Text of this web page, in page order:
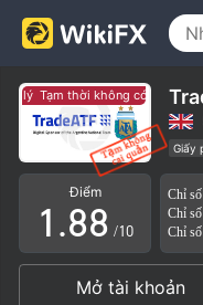
Tạm thời không có giám sát
Giấy
Lĩnh
Điểm
0
1
2
.
4
5
6
7
8
9
4
5
6
7
8
9
/10
Chỉ
Mở tài khoản